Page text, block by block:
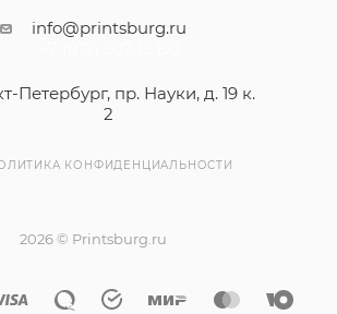
info@printsburg.ru
Петербург, пр. Науки, д. 19 к.
2
КОНФИДЕНЦИАЛЬНОСТИ
2026 © Printsburg.ru